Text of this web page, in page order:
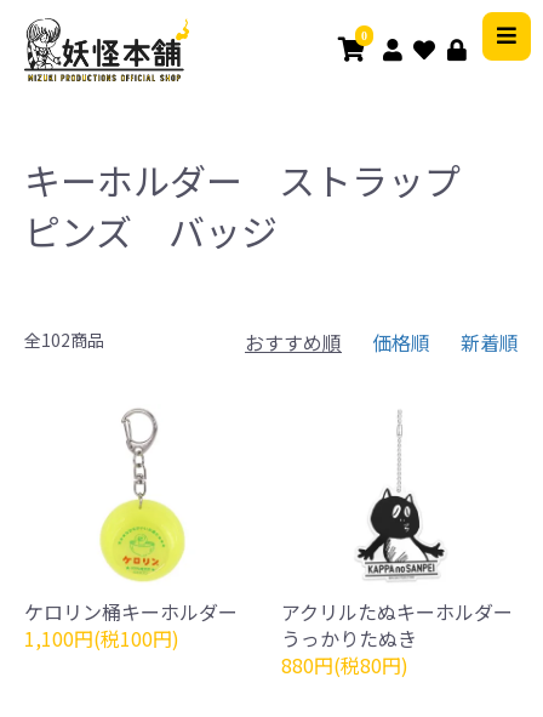
0
キーホルダー ストラップ
ピンズ バッジ
全102商品 おすすめ順 価格順 新着順
ケロリン桶キーホルダー
1,100円(税100円)
アクリルたぬキーホルダー
うっかりたぬき
880円(税80円)